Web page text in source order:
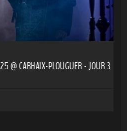
@ CARHAIX-PLOUGUER - JOUR 3